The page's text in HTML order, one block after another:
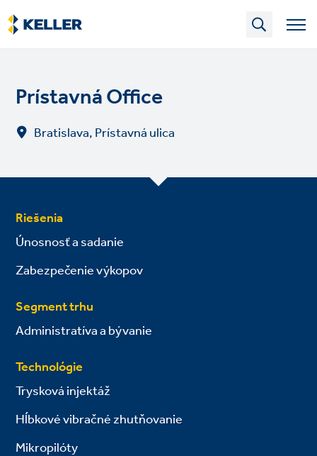
Skip
to
main
Prístavná Office
Bratislava, Prístavná ulica
Riešenia
Únosnosť a sadanie
Zabezpečenie výkopov
Segment trhu
Administratíva a bývanie
Technológie
Trysková injektáž
Hĺbkové vibračné zhutňovanie
Mikropilóty